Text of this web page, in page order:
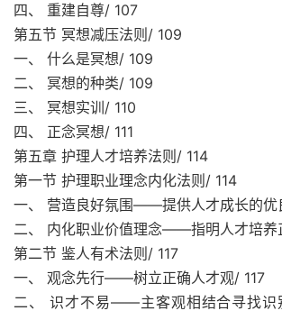
四、 重建自尊/ 107
第五节 冥想减压法则/ 109
一、 什么是冥想/ 109
二、 冥想的种类/ 109
三、 冥想实训/ 110
四、 正念冥想/ 111
第五章 护理人才培养法则/ 114
第一节 护理职业理念内化法则/ 114
一、 营造良好氛围——提供人才成长的优
二、 内化职业价值理念——指明人才培养
第二节 鉴人有术法则/ 117
一、 观念先行——树立正确人才观/ 117
二、 识才不易——主客观相结合寻找识